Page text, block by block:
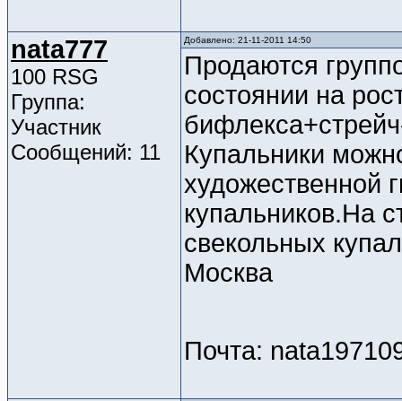
nata777
100 RSG
Группа:
Участник
Сообщений: 11
Добавлено: 21-11-2011 14:50
Продаются
состоянии на
Купальники
художественной
купальников.На
свекольных
Москва
Почта: